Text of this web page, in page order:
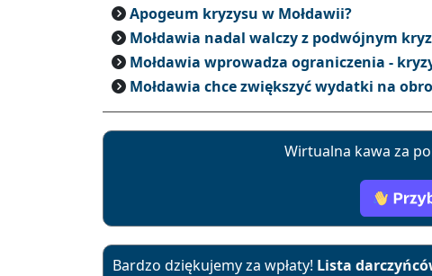
Apogeum kryzysu w Mołdawii?
Mołdawia nadal walczy z podwójnym
Mołdawia wprowadza ograniczenia -
Mołdawia chce zwiększyć wydatki na
Wirtualna kawa za
Bardzo dziękujemy za wpłaty! Lista